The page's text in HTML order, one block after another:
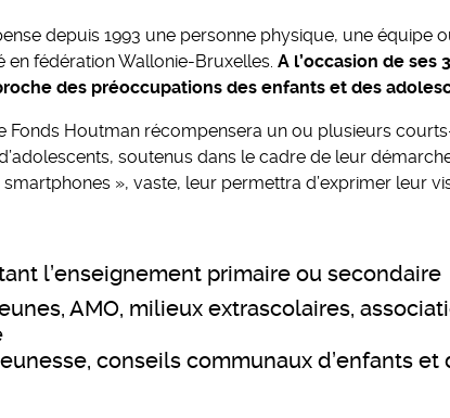
depuis 1993 une personne physique, une
en fédération Wallonie-Bruxelles. A l’occasion de ses
des préoccupations des enfants et des
Fonds Houtman récompensera un ou plusieurs
soutenus dans le cadre de leur
», vaste, leur permettra d’exprimer leur
l’enseignement primaire ou secondaire
AMO, milieux extrascolaires,
conseils communaux d’enfants